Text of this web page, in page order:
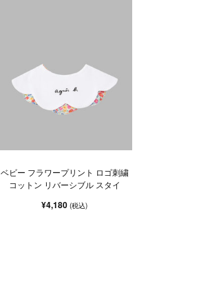
ベビー フラワープリント ロゴ刺繍
コットン リバーシブル スタイ
¥4,180(税込)